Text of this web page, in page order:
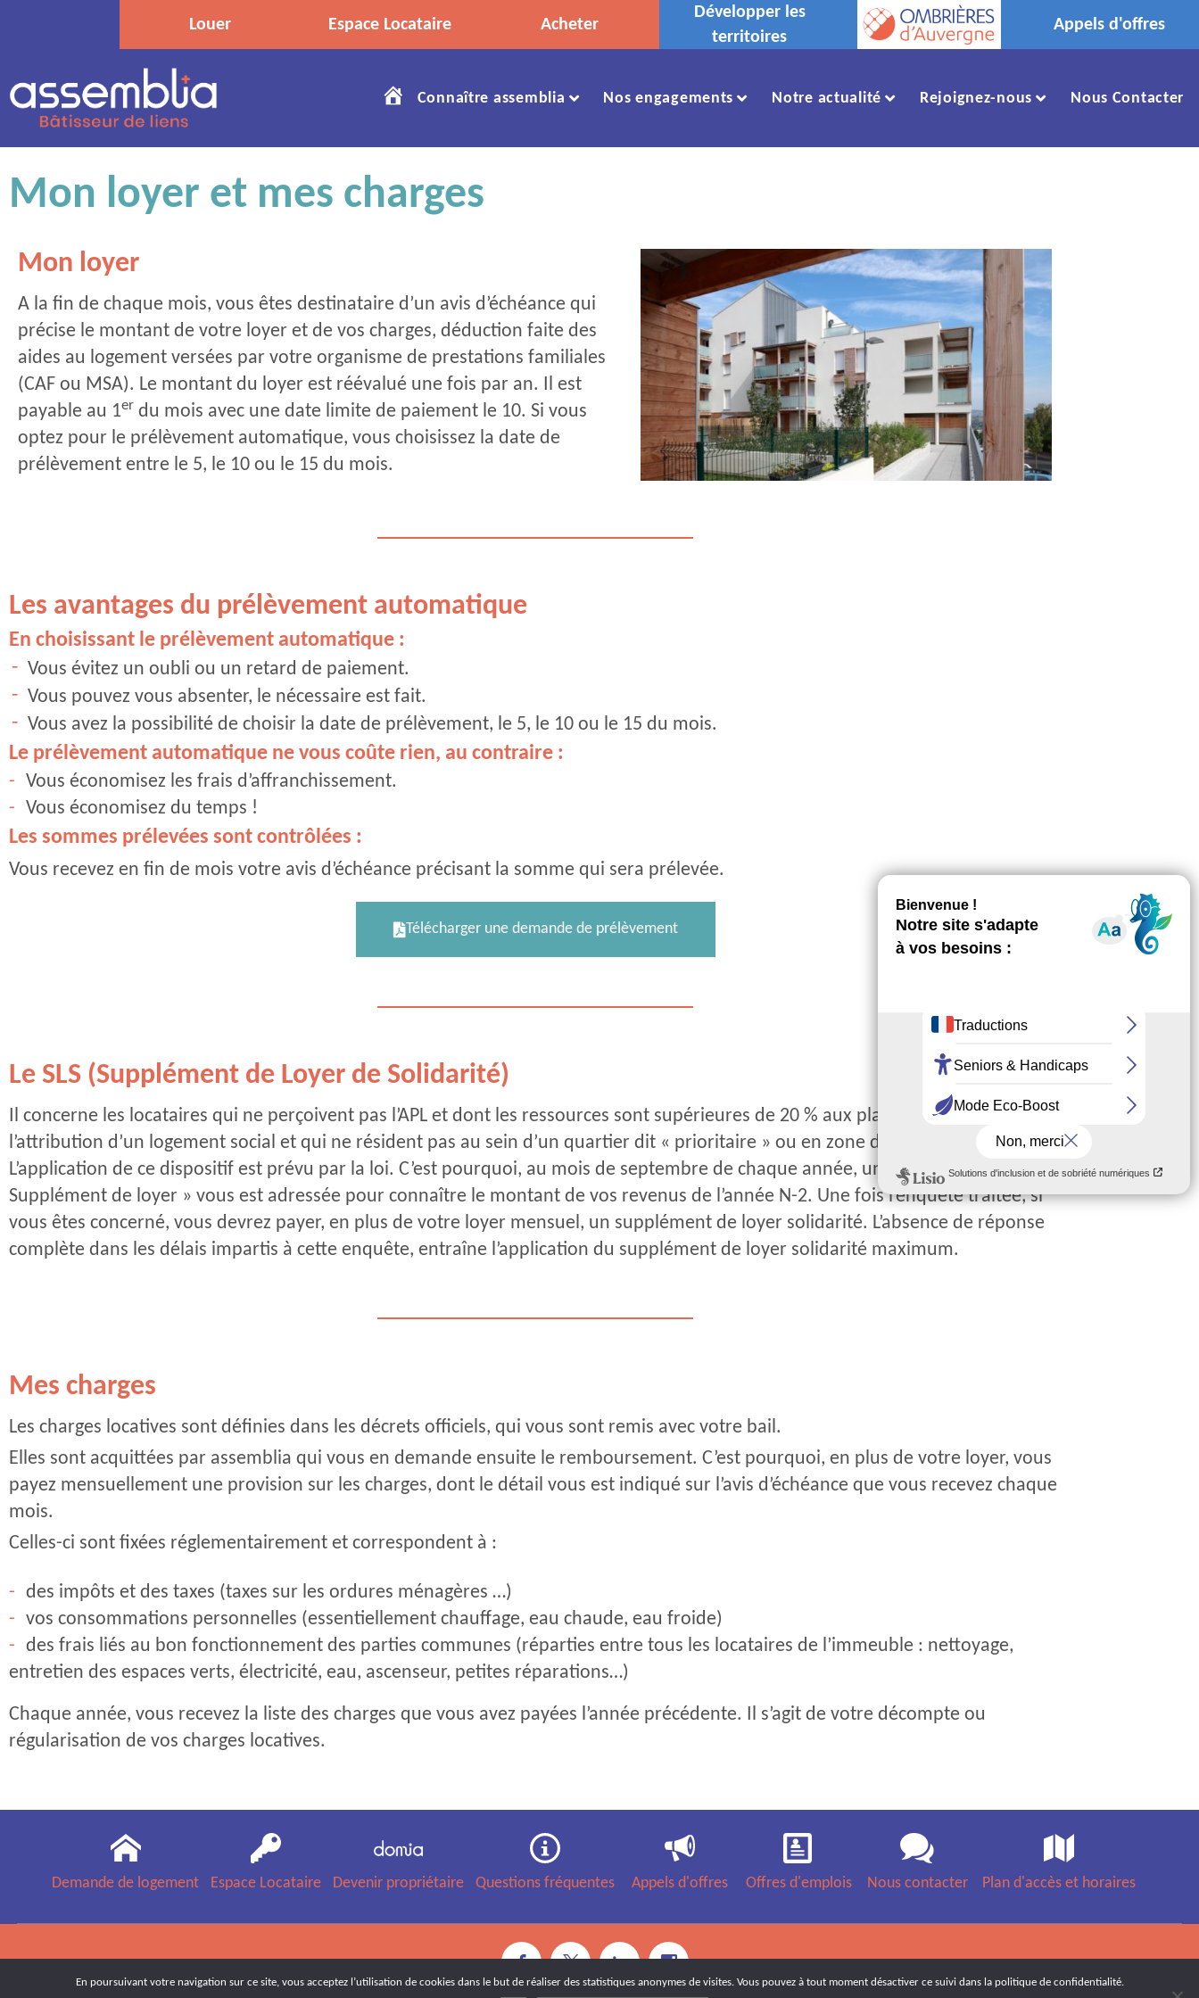
Louer Espace Locataire Acheter
Développer les
territoires
Appels d'offres
Accueil
Connaître assemblia Nos engagements Notre actualité Rejoignez-nous Nous Contacter
Mon loyer et mes charges
Mon loyer
A la fin de chaque mois, vous êtes destinataire d’un avis d’échéance qui
précise le montant de votre loyer et de vos charges, déduction faite des
aides au logement versées par votre organisme de prestations familiales
(CAF ou MSA). Le montant du loyer est réévalué une fois par an. Il est
payable au 1er du mois avec une date limite de paiement le 10. Si vous
optez pour le prélèvement automatique, vous choisissez la date de
prélèvement entre le 5, le 10 ou le 15 du mois.
Les avantages du prélèvement automatique
En choisissant le prélèvement automatique :
Vous évitez un oubli ou un retard de paiement.
Vous pouvez vous absenter, le nécessaire est fait.
Vous avez la possibilité de choisir la date de prélèvement, le 5, le 10 ou le 15 du mois.
Le prélèvement automatique ne vous coûte rien, au contraire :
Vous économisez les frais d’affranchissement.
Vous économisez du temps !
Les sommes prélevées sont contrôlées :
Vous recevez en fin de mois votre avis d’échéance précisant la somme qui sera prélevée.
Télécharger une demande de prélèvement
Le SLS (Supplément de Loyer de Solidarité)
Il concerne les locataires qui ne perçoivent pas l’APL et dont les ressources sont supérieures de 20 % aux plafonds prévus pour
l’attribution d’un logement social et qui ne résident pas au sein d’un quartier dit « prioritaire » ou en zone de revitalisation rurale.
L’application de ce dispositif est prévu par la loi. C’est pourquoi, au mois de septembre de chaque année, une enquête «
Supplément de loyer » vous est adressée pour connaître le montant de vos revenus de l’année N-2. Une fois l’enquête traitée, si
vous êtes concerné, vous devrez payer, en plus de votre loyer mensuel, un supplément de loyer solidarité. L’absence de réponse
complète dans les délais impartis à cette enquête, entraîne l’application du supplément de loyer solidarité maximum.
Mes charges
Les charges locatives sont définies dans les décrets officiels, qui vous sont remis avec votre bail.
Elles sont acquittées par assemblia qui vous en demande ensuite le remboursement. C’est pourquoi, en plus de votre loyer, vous
payez mensuellement une provision sur les charges, dont le détail vous est indiqué sur l’avis d’échéance que vous recevez chaque
mois.
Celles-ci sont fixées réglementairement et correspondent à :
des impôts et des taxes (taxes sur les ordures ménagères …)
vos consommations personnelles (essentiellement chauffage, eau chaude, eau froide)
des frais liés au bon fonctionnement des parties communes (réparties entre tous les locataires de l’immeuble : nettoyage,
entretien des espaces verts, électricité, eau, ascenseur, petites réparations…)
Chaque année, vous recevez la liste des charges que vous avez payées l’année précédente. Il s’agit de votre décompte ou
régularisation de vos charges locatives.
Demande de logement Espace Locataire Devenir propriétaire Questions fréquentes Appels d'offres Offres d'emplois Nous contacter Plan d'accès et horaires
En poursuivant votre navigation sur ce site, vous acceptez l’utilisation de cookies dans le but de réaliser des statistiques anonymes de visites. Vous pouvez à tout moment désactiver ce suivi dans la politique de confidentialité.